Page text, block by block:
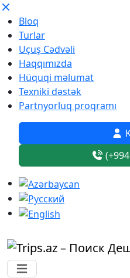
Bloq
Turlar
Uçuş Cədvəli
Haqqımızda
Hüquqi məlumat
Texniki dəstək
Partnyorluq proqramı